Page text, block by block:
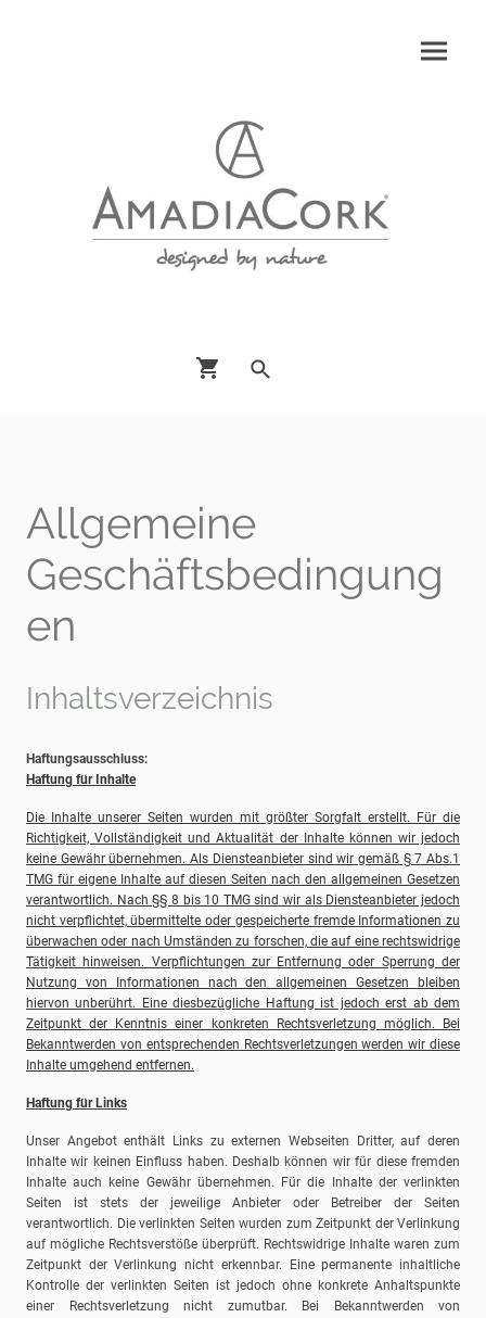
Allgemeine
Geschäftsbedingung
en
Inhaltsverzeichnis
Haftungsausschluss:
Haftung für Inhalte
Die Inhalte unserer Seiten wurden mit größter Sorgfalt erstellt. Für die
Richtigkeit, Vollständigkeit und Aktualität der Inhalte können wir jedoch
keine Gewähr übernehmen. Als Diensteanbieter sind wir gemäß § 7 Abs.1
TMG für eigene Inhalte auf diesen Seiten nach den allgemeinen Gesetzen
verantwortlich. Nach §§ 8 bis 10 TMG sind wir als Diensteanbieter jedoch
nicht verpflichtet, übermittelte oder gespeicherte fremde Informationen zu
überwachen oder nach Umständen zu forschen, die auf eine rechtswidrige
Tätigkeit hinweisen. Verpflichtungen zur Entfernung oder Sperrung der
Nutzung von Informationen nach den allgemeinen Gesetzen bleiben
hiervon unberührt. Eine diesbezügliche Haftung ist jedoch erst ab dem
Zeitpunkt der Kenntnis einer konkreten Rechtsverletzung möglich. Bei
Bekanntwerden von entsprechenden Rechtsverletzungen werden wir diese
Inhalte umgehend entfernen.
Haftung für Links
Unser Angebot enthält Links zu externen Webseiten Dritter, auf deren
Inhalte wir keinen Einfluss haben. Deshalb können wir für diese fremden
Inhalte auch keine Gewähr übernehmen. Für die Inhalte der verlinkten
Seiten ist stets der jeweilige Anbieter oder Betreiber der Seiten
verantwortlich. Die verlinkten Seiten wurden zum Zeitpunkt der Verlinkung
auf mögliche Rechtsverstöße überprüft. Rechtswidrige Inhalte waren zum
Zeitpunkt der Verlinkung nicht erkennbar. Eine permanente inhaltliche
Kontrolle der verlinkten Seiten ist jedoch ohne konkrete Anhaltspunkte
einer Rechtsverletzung nicht zumutbar. Bei Bekanntwerden von